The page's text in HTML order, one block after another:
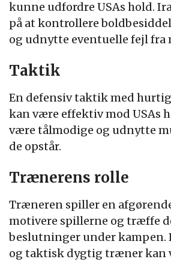
kunne udfordre USAs hold.
på at kontrollere
og udnytte eventuelle fejl fra
Taktik
En defensiv taktik med
kan være effektiv mod USAs
være tålmodige og udnytte
de opstår.
Trænerens rolle
Træneren spiller en
motivere spillerne og træffe
beslutninger under kampen.
og taktisk dygtig træner kan